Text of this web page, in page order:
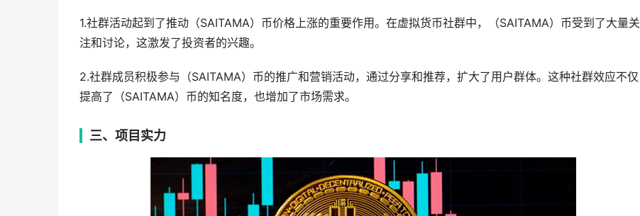
1.社群活动起到了推动（SAITAMA）币价格上涨的重要作用。在虚拟货币社群中，（SAITAMA）币受到了大量关
注和讨论，这激发了投资者的兴趣。
2.社群成员积极参与（SAITAMA）币的推广和营销活动，通过分享和推荐，扩大了用户群体。这种社群效应不仅
提高了（SAITAMA）币的知名度，也增加了市场需求。
三、项目实力